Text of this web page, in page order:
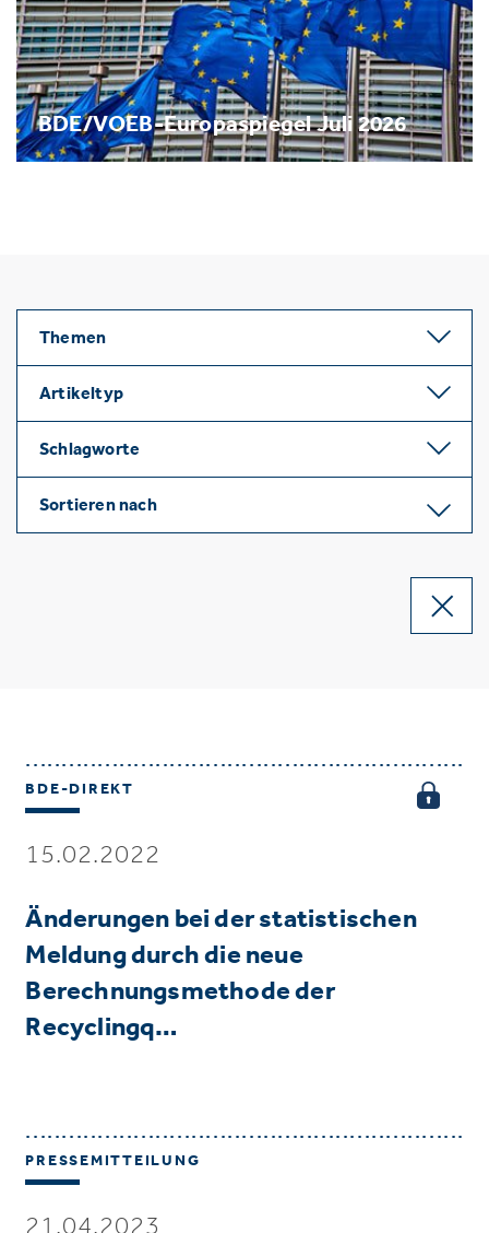
BDE/VOEB-Europaspiegel Juli 2026
Themen
Artikeltyp
Schlagworte
Sortieren nach
BDE-DIREKT
15.02.2022
Änderungen bei der statistischen
Meldung durch die neue
Berechnungsmethode der
Recyclingq…
PRESSEMITTEILUNG
21.04.2023